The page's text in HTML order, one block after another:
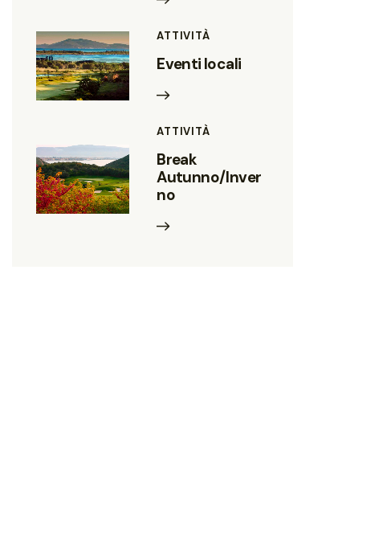
ATTIVITÀ
Eventi locali
ATTIVITÀ
Break
Autunno/Inver
no